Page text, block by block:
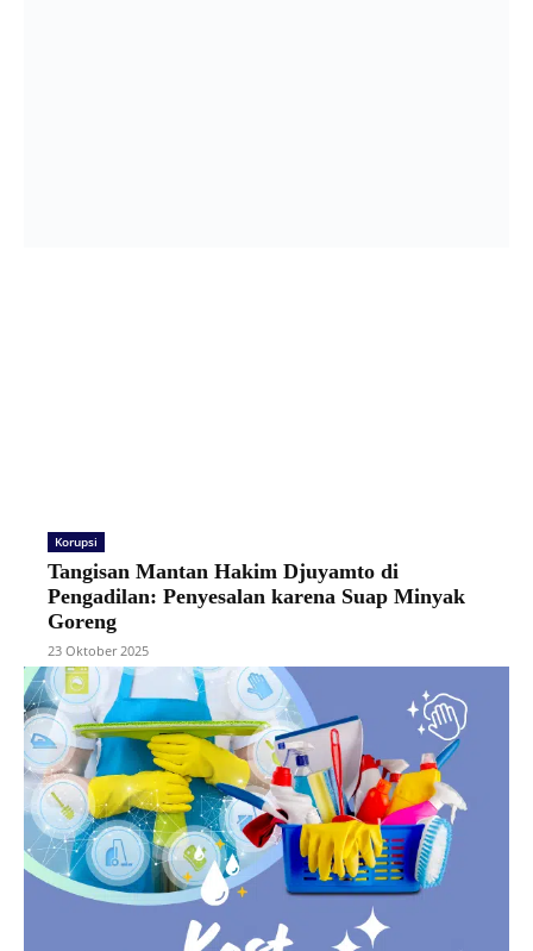
Korupsi
Tangisan Mantan Hakim Djuyamto di
Pengadilan: Penyesalan karena Suap Minyak
Goreng
23 Oktober 2025